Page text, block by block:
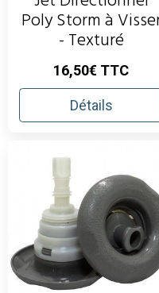
Poly Storm à
- Texturé
16,50€ TTC
Détails